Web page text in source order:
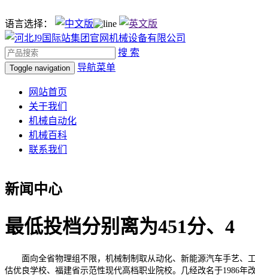
语言选择：
搜 索
Toggle navigation 导航菜单
网站首页
关于我们
机械自动化
机械百科
联系我们
新闻中心
最低投档分别离为451分、4
面向全省物理组不限，机械制制取从动化、新能源汽车手艺、工
估优良学校、福建省示范性现代高档职业院校。几经改名于1986年